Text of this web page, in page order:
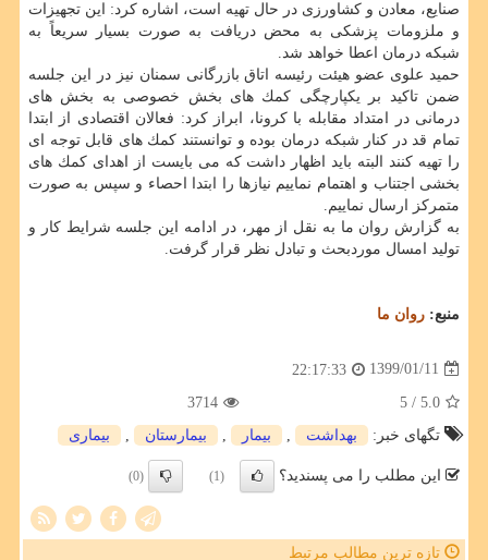
صنایع، معادن و كشاورزی در حال تهیه است، اشاره كرد: این تجهیزات
و ملزومات پزشكی به محض دریافت به صورت بسیار سریعاً به
شبكه درمان اعطا خواهد شد.
حمید علوی عضو هیئت رئیسه اتاق بازرگانی سمنان نیز در این جلسه
ضمن تاكید بر یكپارچگی كمك های بخش خصوصی به بخش های
درمانی در امتداد مقابله با كرونا، ابراز كرد: فعالان اقتصادی از ابتدا
تمام قد در كنار شبكه درمان بوده و توانستند كمك های قابل توجه ای
را تهیه كنند البته باید اظهار داشت كه می بایست از اهدای كمك های
بخشی اجتناب و اهتمام نماییم نیازها را ابتدا احصاء و سپس به صورت
متمركز ارسال نماییم.
به گزارش روان ما به نقل از مهر، در ادامه این جلسه شرایط كار و
تولید امسال موردبحث و تبادل نظر قرار گرفت.
منبع: روان ما
1399/01/11
22:17:33
5.0
/ 5
3714
تگهای خبر:
بهداشت بیمار بیمارستان بیماری
این مطلب را می پسندید؟ (1)
(0)
تازه ترین مطالب مرتبط